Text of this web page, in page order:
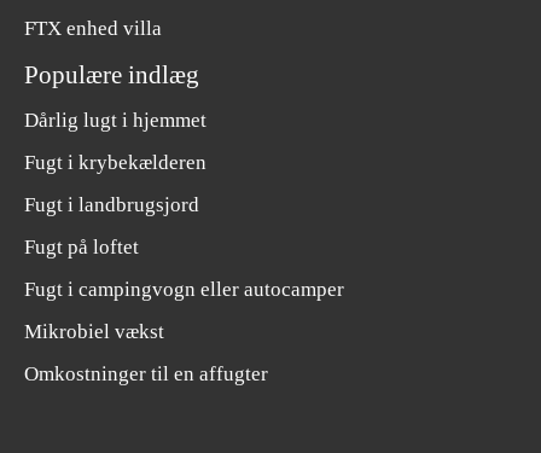
FTX enhed villa
Populære indlæg
Dårlig lugt i hjemmet
Fugt i krybekælderen
Fugt i landbrugsjord
Fugt på loftet
Fugt i campingvogn eller autocamper
Mikrobiel vækst
Omkostninger til en affugter